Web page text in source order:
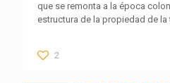
que se remonta a la época
estructura de la propiedad de la
2